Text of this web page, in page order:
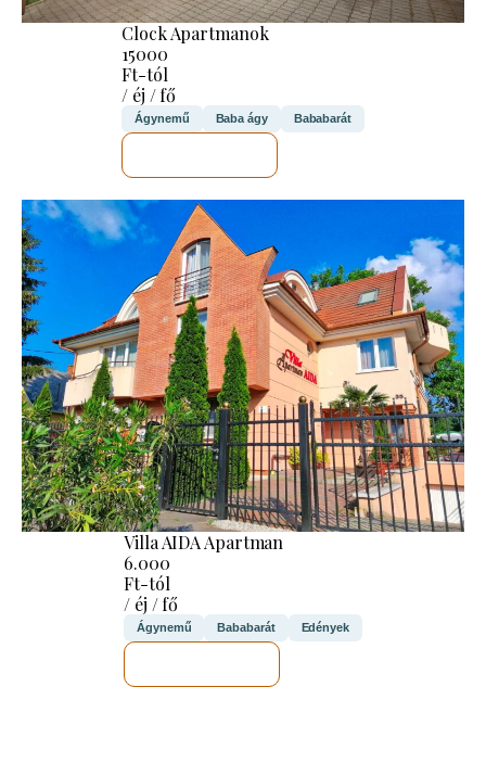
Clock Apartmanok
15000
Ft-tól
/ éj / fő
Ágynemű Baba ágy Bababarát
Villa AIDA Apartman
6.000
Ft-tól
/ éj / fő
Ágynemű Bababarát Edények